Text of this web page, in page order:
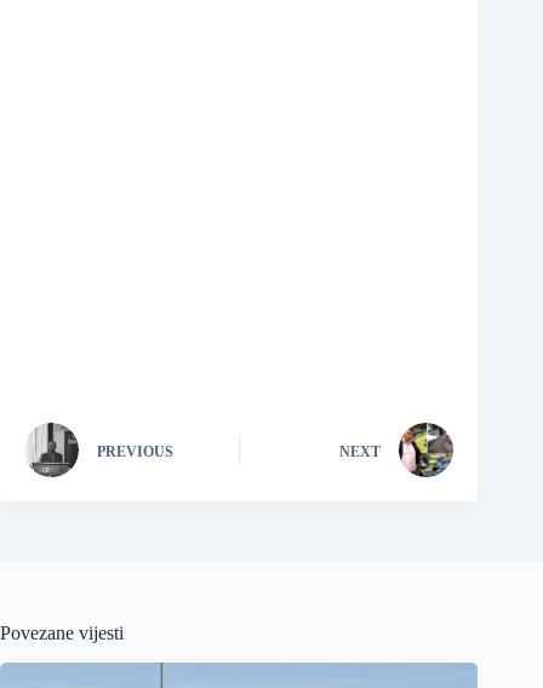
PREVIOUS NEXT
Povezane vijesti